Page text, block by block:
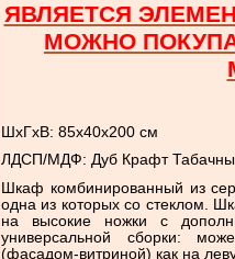
ЯВЛЯЕТСЯ
МОЖНО
ШхГхВ: 85х40х200 см
ЛДСП/МДФ: Дуб Крафт
Шкаф комбинированный из
одна из которых со стеклом.
на высокие ножки с
универсальной сборки:
(фасадом-витриной) как на